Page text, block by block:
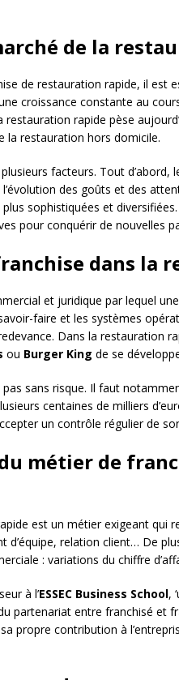
de la
de restauration rapide, il est
croissance constante au
rapide pèse
la restauration hors domicile.
facteurs. Tout
des goûts et des
sophistiquées et
pour conquérir de nouvelles
dans la
et juridique par lequel
faire et les systèmes
Dans la restauration
ou Burger King de se
sans risque. Il faut
centaines de milliers
un contrôle régulier de
métier de
est un métier exigeant qui
d’équipe, relation client… De
: variations du chiffre
à l’ESSEC Business School,
partenariat entre franchisé et
propre contribution à